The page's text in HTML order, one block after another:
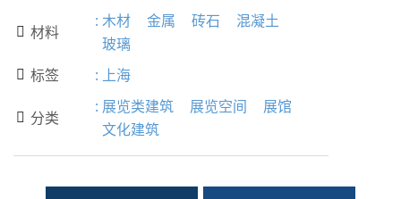
 材料
: 木材 金属 砖石
混凝土
玻璃
 标签 : 上海
 分类
: 展览类建筑 展览空间
展馆
文化建筑